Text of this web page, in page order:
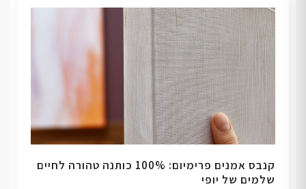
קנבס אמנים פרימיום: 100% כותנה טהורה לחיים
שלמים של יופי